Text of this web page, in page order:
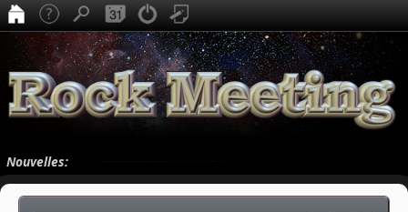
Nouvelles: